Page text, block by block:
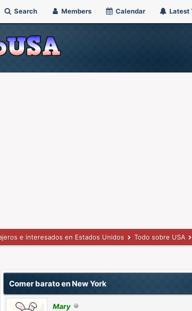
Search Members Calendar Latest
e interesados en Estados Unidos Todo sobre USA
Comer barato en New York
Mary